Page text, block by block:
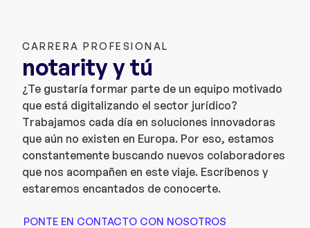
CARRERA PROFESIONAL
notarity y tú
¿Te gustaría formar parte de un equipo motivado
que está digitalizando el sector jurídico?
Trabajamos cada día en soluciones innovadoras
que aún no existen en Europa. Por eso, estamos
constantemente buscando nuevos colaboradores
que nos acompañen en este viaje. Escríbenos y
estaremos encantados de conocerte.
PONTE EN CONTACTO CON NOSOTROS